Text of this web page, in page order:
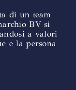
di un team
BV si
a valori
e la persona